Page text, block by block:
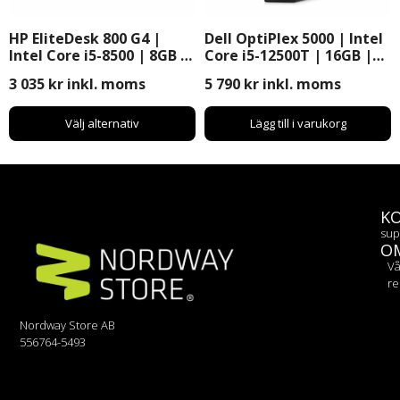
HP EliteDesk 800 G4 |
Intel Core i5-8500 | 8GB |
Pro
3 035 kr inkl. moms
Välj alternativ
Dell OptiPlex 5000 | Intel
Core i5-12500T | 16GB |
Pro
5 790 kr inkl. moms
Lägg till i varukorg
Nordway Store AB
556764-5493